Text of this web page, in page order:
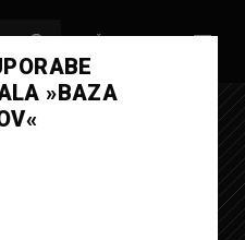
»BAZA